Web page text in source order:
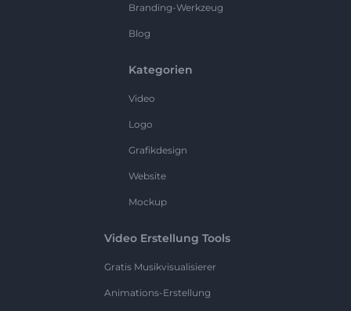
Branding-Werkzeug
Blog
Kategorien
Video
Logo
Grafikdesign
Website
Mockup
Video Erstellung Tools
Gratis Musikvisualisierer
Animations-Erstellung